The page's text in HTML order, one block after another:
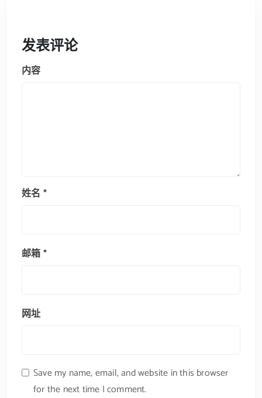
发表评论
内容
姓名 *
邮箱*
网址
Save my name, email, and website in this browser
for the next time I comment.